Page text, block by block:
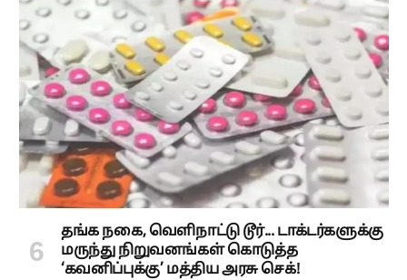
தங்க நகை, வெளிநாட்டு டூர்... டாக்டர்களுக்கு
மருந்து நிறுவனங்கள் கொடுத்த
‘கவனிப்புக்கு’ மத்திய அரசு செக்!